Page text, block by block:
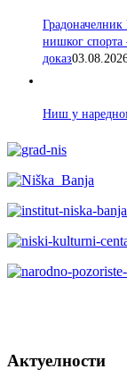
нишког
доказ
Ниш у
Актуелности